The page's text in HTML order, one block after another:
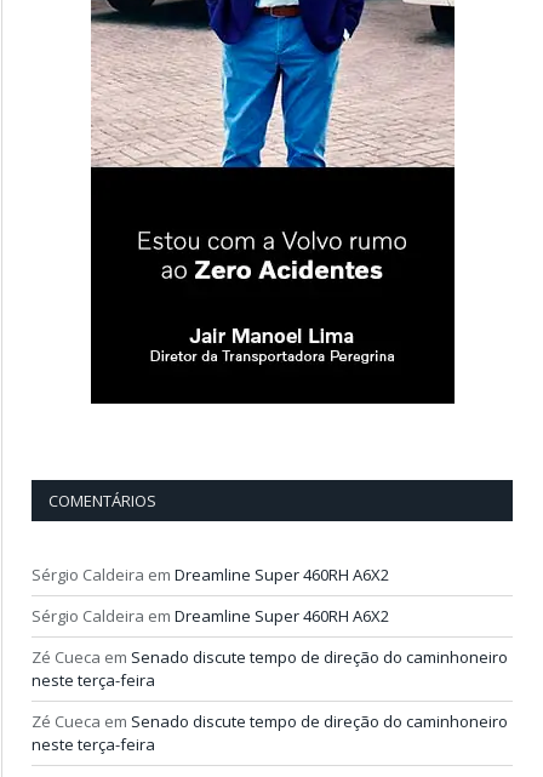
COMENTÁRIOS
Sérgio Caldeira em Dreamline Super 460RH A6X2
Sérgio Caldeira em Dreamline Super 460RH A6X2
Zé Cueca em Senado discute tempo de direção do caminhoneiro
neste terça-feira
Zé Cueca em Senado discute tempo de direção do caminhoneiro
neste terça-feira